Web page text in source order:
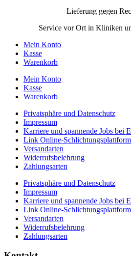
Lieferung gegen
Service vor Ort in Kliniken
Mein Konto
Kasse
Warenkorb
Mein Konto
Kasse
Warenkorb
Privatsphäre und Datenschutz
Impressum
Karriere und spannende Jobs bei
Link Online-Schlichtungsplattform
Versandarten
Widerrufsbelehrung
Zahlungsarten
Privatsphäre und Datenschutz
Impressum
Karriere und spannende Jobs bei
Link Online-Schlichtungsplattform
Versandarten
Widerrufsbelehrung
Zahlungsarten